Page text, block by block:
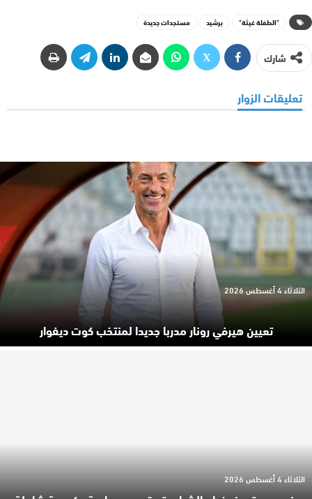
"الطفلة غيثة" برشيد مستجدات جديدة
شارك
تعليقات الزوار
تعيين هيرفي رونار مدربا جديدا لمنتخب كوت ديفوار
الثلاثاء 4 أغسطس 2026
الثلاثاء 4 أغسطس 2026